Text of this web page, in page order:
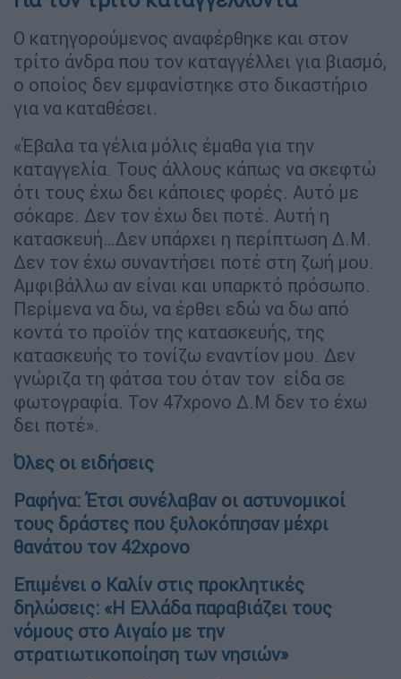
Ο κατηγορούμενος αναφέρθηκε και στον
τρίτο άνδρα που τον καταγγέλλει για βιασμό,
ο οποίος δεν εμφανίστηκε στο δικαστήριο
για να καταθέσει.
«Έβαλα τα γέλια μόλις έμαθα για την
καταγγελία. Τους άλλους κάπως να σκεφτώ
ότι τους έχω δει κάποιες φορές. Αυτό με
σόκαρε. Δεν τον έχω δει ποτέ. Αυτή η
κατασκευή…Δεν υπάρχει η περίπτωση Δ.Μ.
Δεν τον έχω συναντήσει ποτέ στη ζωή μου.
Αμφιβάλλω αν είναι και υπαρκτό πρόσωπο.
Περίμενα να δω, να έρθει εδώ να δω από
κοντά το προϊόν της κατασκευής, της
κατασκευής το τονίζω εναντίον μου. Δεν
γνώριζα τη φάτσα του όταν τον είδα σε
φωτογραφία. Τον 47χρονο Δ.Μ δεν το έχω
δει ποτέ».
Όλες οι ειδήσεις
Ραφήνα: Έτσι συνέλαβαν οι αστυνομικοί
τους δράστες που ξυλοκόπησαν μέχρι
θανάτου τον 42χρονο
Επιμένει ο Καλίν στις προκλητικές
δηλώσεις: «Η Ελλάδα παραβιάζει τους
νόμους στο Αιγαίο με την
στρατιωτικοποίηση των νησιών»